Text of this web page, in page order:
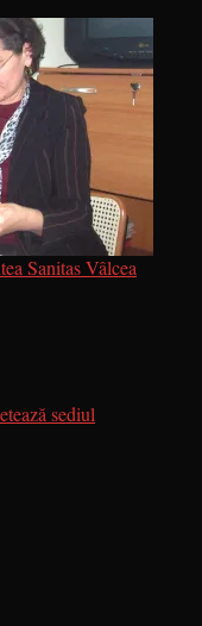
Sanitas Vâlcea
sediul